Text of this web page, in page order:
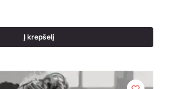
Į krepšelį